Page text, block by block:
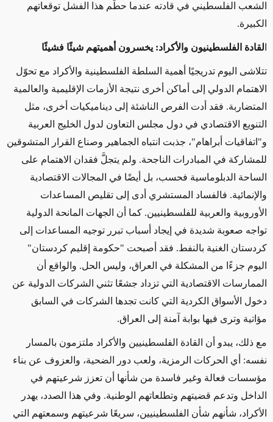
الشعب الفلسطيني في قادته عندما حطّم هذا الفشل توقعاتهم
الكبيرة.
لقادة الفلسطينيون والأكراد: يخسرون أهميتهم شيئًا فشيئًا
تتلاشى اليوم تدريجيًا أهمية السلطة الفلسطينية والأكراد مع تحوّل
الاهتمام الدولي إلى أماكن أخرى نتيجة الأزمات الإقليمية والعالمية
المتضاربة. فقد أدت الفرص الناشئة إلى ديناميكيات أخرى، مثل
التنويع الاقتصادي في دول مجلس التعاون لدول الخليج العربية
و"اتفاقيات أبراهام"، جذبت انتباه الجماهير وصناع القرار المتشوقين
للمشاركة في المبادرات الناجحة. ولم يتجلَّ فقدان الاهتمام على
الساحة الدبلوماسية فحسب، بل أيضًا في المجالات الاقتصادية
والإنمائية. فالفساد المستشري أدى إلى تقليص المساعدات
الأوروبية والعربية للفلسطينيين. كما أن الجهات المانحة الدولية
تواجه صعوبة شديدة في إيجاد أسباب تبرر توجيه المساعدات إلى
كردستان الغنية بالنفط. فقد أصبحت "حكومة إقليم كردستان"
اليوم جزءًا من المشكلة في العراق، وليس الحل. والواقع أن
الممارسات الاقتصادية التي تزداد جشعًا تثني الشركات الدولية عن
دخول الأسواق الكردية التي كانت تجدها الشركات في السابق
مؤاتية وترى فيها بوابة آمنة إلى العراق.
مع ذلك، يبدو أن القادة الفلسطينيين والأكراد ملتزمون بالمسار
نفسه: أي الحركات الرمزية، ولعب دور الضحية، والعزوف عن بناء
مؤسسات فعالة وغير فاسدة من شأنها أن تعزز شرعيتهم في
الداخل وتدعم قضيتهم وتطلعاتهم الوطنية. وفي هذا الصدد، يهدر
الأكراد، شأنهم شأن الفلسطينيين، سريعًا شرعيتهم وسمعتهم التي